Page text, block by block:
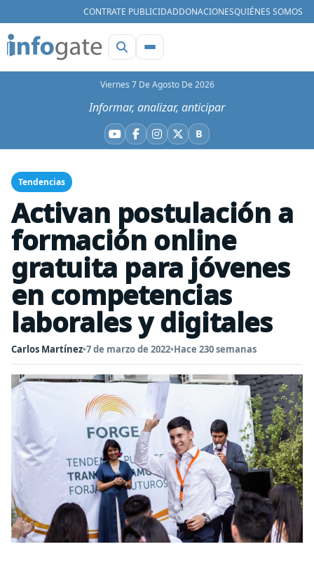
CONTRATE PUBLICIDADDONACIONESQUIÉNES SOMOS
Viernes 7 De Agosto De 2026
Informar, analizar, anticipar
YouTube
Facebook
Instagram
X BBluesky
Tendencias
Activan postulación a
formación online
gratuita para jóvenes
en competencias
laborales y digitales
Carlos Martínez•7 de marzo de 2022•Hace 230 semanas